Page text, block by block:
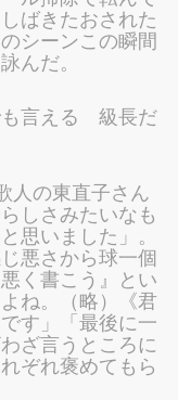
ばきたおされた
シーンこの瞬間
んだ。
も言える 級長だ
人の東直子さん
しさみたいなも
思いました」。
悪さから球一個
く書こう』とい
ね。（略）《君
す」「最後に一
ざ言うところに
ぞれ褒めてもら